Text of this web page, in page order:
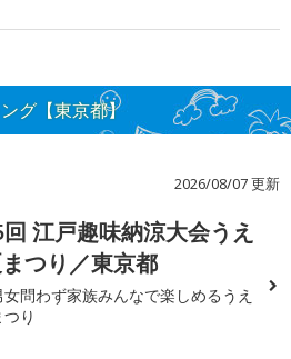
グ【東京都】
2026/08/07 更新
江戸趣味納涼大会うえ
つり／東京都
問わず家族みんなで楽しめるうえ
り